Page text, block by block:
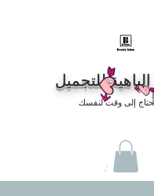
للتجميل
إلى وقت لنفسك